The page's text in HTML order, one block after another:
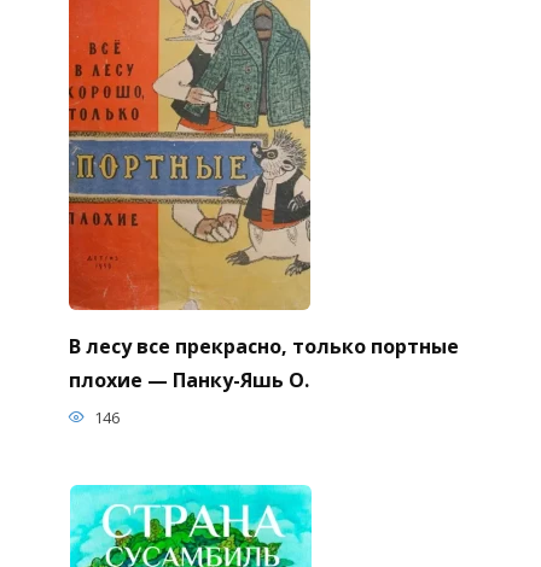
В лесу все прекрасно, только портные
плохие — Панку-Яшь О.
146